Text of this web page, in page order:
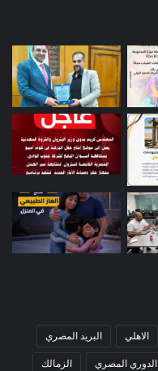
الاهلي البريد المصري
الدوري المصري الزمالك